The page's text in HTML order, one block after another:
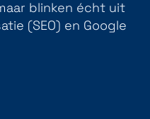
blinken écht uit
(SEO) en Google